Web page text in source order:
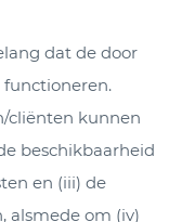
dat de door
cliënten kunnen
beschikbaarheid
en (iii) de
alsmede om (iv)